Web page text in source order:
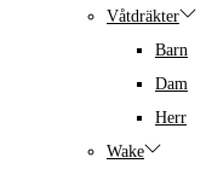
Våtdräkter
Barn
Dam
Herr
Wake